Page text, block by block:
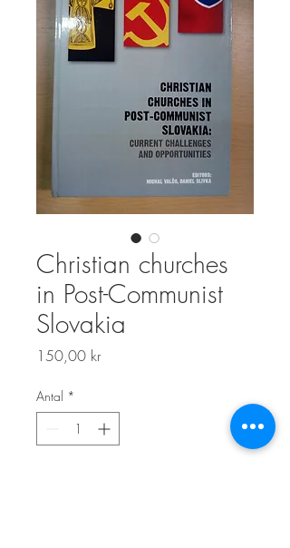
Christian churches
in Post-Communist
Slovakia
150,00 krPris
Antal *